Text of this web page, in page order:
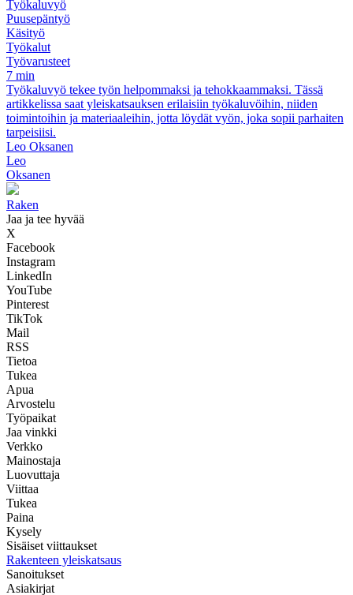
Työkaluvyö
Puusepäntyö
Käsityö
Työkalut
Työvarusteet
7 min
Työkaluvyö tekee työn helpommaksi ja tehokkaammaksi. Tässä
artikkelissa saat yleiskatsauksen erilaisiin työkaluvöihin, niiden
toimintoihin ja materiaaleihin, jotta löydät vyön, joka sopii parhaiten
tarpeisiisi.
Leo Oksanen
Leo
Oksanen
Raken
Jaa ja tee hyvää
X
Facebook
Instagram
LinkedIn
YouTube
Pinterest
TikTok
Mail
RSS
Tietoa
Tukea
Apua
Arvostelu
Työpaikat
Jaa vinkki
Verkko
Mainostaja
Luovuttaja
Viittaa
Tukea
Paina
Kysely
Sisäiset viittaukset
Rakenteen yleiskatsaus
Sanoitukset
Asiakirjat